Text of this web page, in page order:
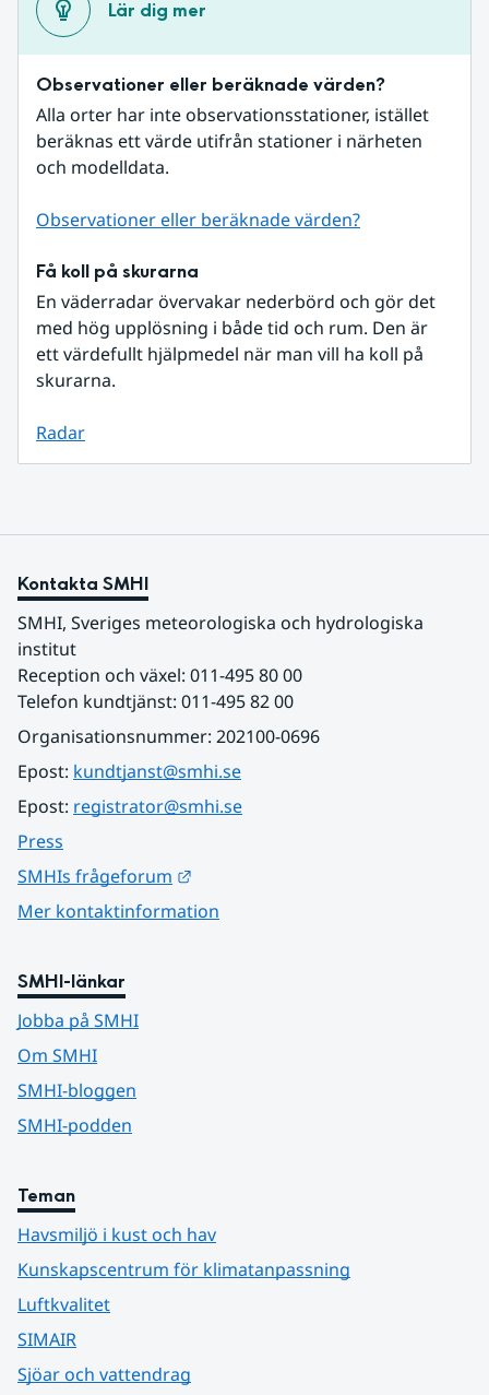
Lär dig mer
Observationer eller beräknade värden?
Alla orter har inte observationsstationer, istället
beräknas ett värde utifrån stationer i närheten
och modelldata.
Observationer eller beräknade värden?
Få koll på skurarna
En väderradar övervakar nederbörd och gör det
med hög upplösning i både tid och rum. Den är
ett värdefullt hjälpmedel när man vill ha koll på
skurarna.
Radar
Kontakta SMHI
SMHI, Sveriges meteorologiska och hydrologiska
institut
Reception och växel: 011-495 80 00
Telefon kundtjänst: 011-495 82 00
Organisationsnummer: 202100-0696
Epost: kundtjanst@smhi.se
Epost: registrator@smhi.se
Press
SMHIs frågeforum
Mer kontaktinformation
SMHI-länkar
Jobba på SMHI
Om SMHI
SMHI-bloggen
SMHI-podden
Teman
Havsmiljö i kust och hav
Kunskapscentrum för klimatanpassning
Luftkvalitet
SIMAIR
Sjöar och vattendrag